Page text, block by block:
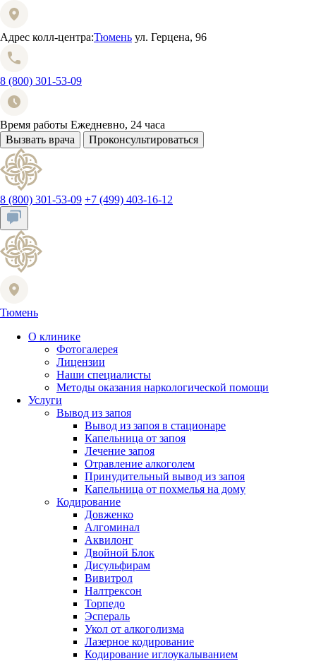
Адрес колл-центра:Тюмень ул. Герцена, 96
8 (800) 301-53-09
Время работы Ежедневно, 24 часа
Вызвать врача
Проконсультироваться
8 (800) 301-53-09 +7 (499) 403-16-12
Тюмень
О клинике
Фотогалерея
Лицензии
Наши специалисты
Методы оказания наркологической помощи
Услуги
Вывод из запоя
Вывод из запоя в стационаре
Капельница от запоя
Лечение запоя
Отравление алкоголем
Принудительный вывод из запоя
Капельница от похмелья на дому
Кодирование
Довженко
Алгоминал
Аквилонг
Двойной Блок
Дисульфирам
Вивитрол
Налтрексон
Торпедо
Эспераль
Укол от алкоголизма
Лазерное кодирование
Кодирование иглоукалыванием